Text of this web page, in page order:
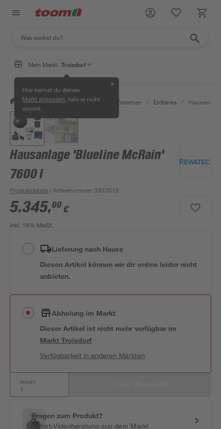
Mein Markt: Troisdorf
Hier kannst du deinen
Markt anpassen , falls er nicht
stimmt.
✕
/ Garten & Freizeit / Erdtanks & Zisternen / Erdtanks /
Hausanlage 'Blueline McRain'
7600 l
Produktdetails | Artikelnummer:3950518
5.345,00 €
inkl. 19% MwSt.
Lieferung nach Hause
Diesen Artikel können wir dir online leider nicht
anbieten.
Abholung im Markt
Dieser Artikel ist nicht mehr verfügbar im
MarktTroisdorf
Verfügbarkeit in anderen Märkten
Anzahl:
Fragen zum Produkt?
Sofort-Videoberatung aus dem Markt